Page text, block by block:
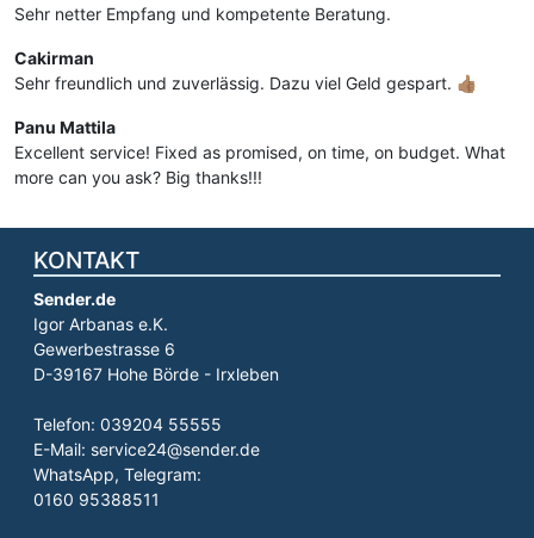
Sehr netter Empfang und kompetente Beratung.
Cakirman
Sehr freundlich und zuverlässig. Dazu viel Geld gespart. 👍🏽
Panu Mattila
Excellent service! Fixed as promised, on time, on budget. What
more can you ask? Big thanks!!!
KONTAKT
Sender.de
Igor Arbanas e.K.
Gewerbestrasse 6
D-39167 Hohe Börde - Irxleben
Telefon: 039204 55555
E-Mail: service24@sender.de
WhatsApp, Telegram:
0160 95388511